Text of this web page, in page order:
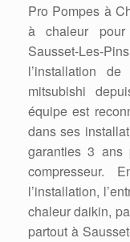
Pro Pompes à
à chaleur pour
Sausset-
l’installation
mitsubishi
équipe est
dans ses
garanties 3
compresseur.
l’installation,
chaleur daikin,
partout à